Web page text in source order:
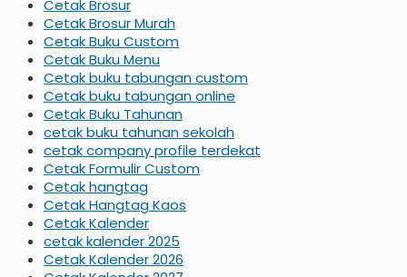
Cetak Brosur
Cetak Brosur Murah
Cetak Buku Custom
Cetak Buku Menu
Cetak buku tabungan custom
Cetak buku tabungan online
Cetak Buku Tahunan
cetak buku tahunan sekolah
cetak company profile terdekat
Cetak Formulir Custom
Cetak hangtag
Cetak Hangtag Kaos
Cetak Kalender
cetak kalender 2025
Cetak Kalender 2026